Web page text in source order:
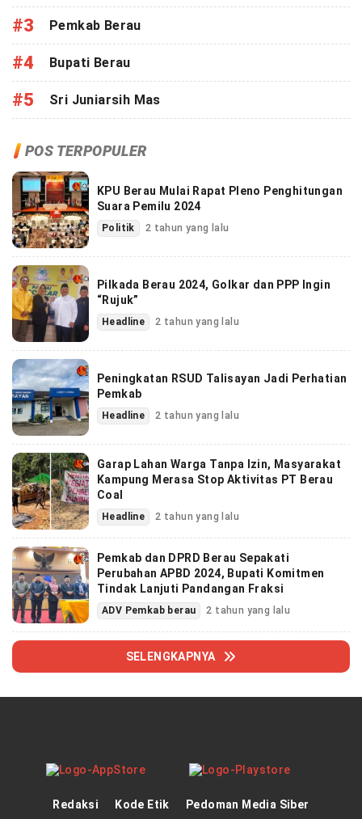
#3 Pemkab Berau
#4 Bupati Berau
#5 Sri Juniarsih Mas
POS TERPOPULER
KPU Berau Mulai Rapat Pleno Penghitungan
Suara Pemilu 2024
Politik 2 tahun yang lalu
Pilkada Berau 2024, Golkar dan PPP Ingin
“Rujuk”
Headline 2 tahun yang lalu
Peningkatan RSUD Talisayan Jadi Perhatian
Pemkab
Headline 2 tahun yang lalu
Garap Lahan Warga Tanpa Izin, Masyarakat
Kampung Merasa Stop Aktivitas PT Berau
Coal
Headline 2 tahun yang lalu
Pemkab dan DPRD Berau Sepakati
Perubahan APBD 2024, Bupati Komitmen
Tindak Lanjuti Pandangan Fraksi
ADV Pemkab berau 2 tahun yang lalu
SELENGKAPNYA
Redaksi Kode Etik Pedoman Media Siber